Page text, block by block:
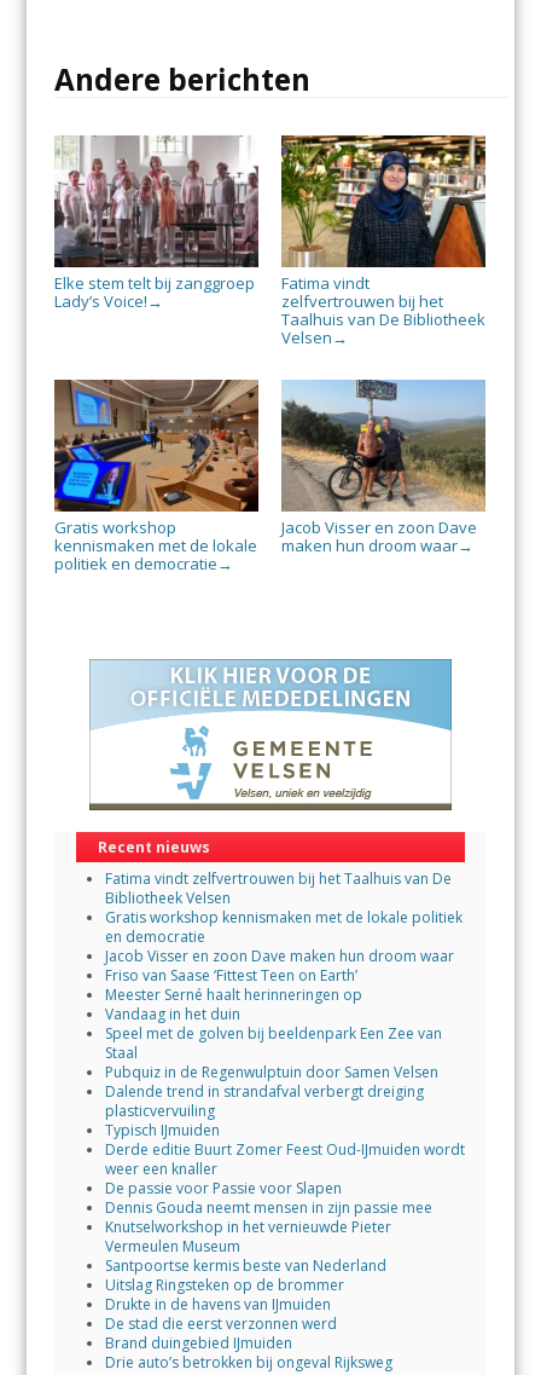
Andere berichten
Elke stem telt bij zanggroep
Lady’s Voice! →
Fatima vindt
zelfvertrouwen bij het
Taalhuis van De Bibliotheek
Velsen →
Gratis workshop
kennismaken met de lokale
politiek en democratie →
Jacob Visser en zoon Dave
maken hun droom waar→
Recent nieuws
Fatima vindt zelfvertrouwen bij het Taalhuis van De
Bibliotheek Velsen
Gratis workshop kennismaken met de lokale politiek
en democratie
Jacob Visser en zoon Dave maken hun droom waar
Friso van Saase ‘Fittest Teen on Earth’
Meester Serné haalt herinneringen op
Vandaag in het duin
Speel met de golven bij beeldenpark Een Zee van
Staal
Pubquiz in de Regenwulptuin door Samen Velsen
Dalende trend in strandafval verbergt dreiging
plasticvervuiling
Typisch IJmuiden
Derde editie Buurt Zomer Feest Oud-IJmuiden wordt
weer een knaller
De passie voor Passie voor Slapen
Dennis Gouda neemt mensen in zijn passie mee
Knutselworkshop in het vernieuwde Pieter
Vermeulen Museum
Santpoortse kermis beste van Nederland
Uitslag Ringsteken op de brommer
Drukte in de havens van IJmuiden
De stad die eerst verzonnen werd
Brand duingebied IJmuiden
Drie auto’s betrokken bij ongeval Rijksweg